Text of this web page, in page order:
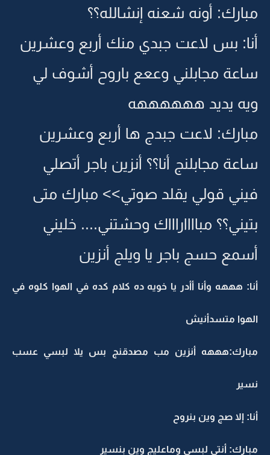
مبارك: أونه شعنه إنشالله؟؟
أنا: بس لاعت جبدي منك أربع وعشرين
ساعة مجابلني وععع باروح أشوف لي
ويه يديد ههههههه
مبارك: لاعت جبدج ها أربع وعشرين
ساعة مجابلنج أنا؟؟ أنزين باجر أتصلي
فيني قولي يقلد صوتي>> مبارك متى
بتيني؟؟ مبااااراااك وحشتني.... خليني
أسمع حسج باجر يا ويلج أنزين
أنا: هههه وأنا أأدر يا خويه ده كلام كده في الهوا كلوه في
الهوا متسدأنيش
مبارك:هههه أنزين مب مصدقنج بس يلا لبسي عسب
نسير
أنا: إلا صج وين بنروح
مبارك: أنتي لبسي وماعليج وين بنسير